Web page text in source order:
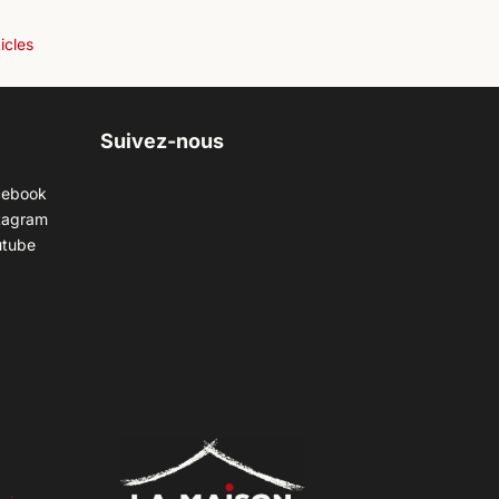
Suivez-nous